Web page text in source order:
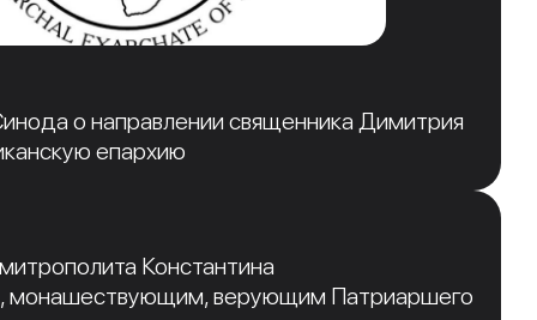
о направлении священника Димитрия
епархию
Константина
монашествующим, верующим Патриаршего